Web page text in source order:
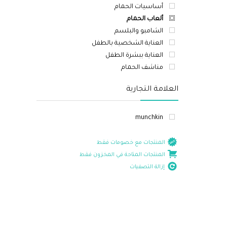
أساسيات الحمام
ألعاب الحمام
الشامبو والبلسم
العناية الشخصية بالطفل
العناية ببشرة الطفل
مناشف الحمام
العلامة التجارية
munchkin
المنتجات مع خصومات فقط
المنتجات المتاحة في المخزون فقط
إزالة التصفيات